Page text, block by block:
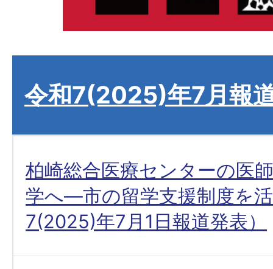
令和7(2025)年7月報
柏崎総合医療センターの医
学へ―市の留学支援制度を
7(2025)年7月1日報道発表）